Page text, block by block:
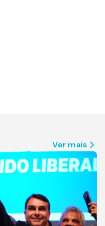
Ver mais